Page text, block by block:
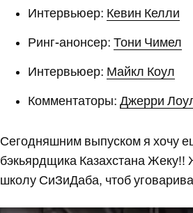
Интервьюер: Кевин Келли
Ринг-анонсер:Тони Чимел
Интервьюер: Майкл Коул
Комментаторы:Джерри
Сегодняшним выпуском я хочу
бэкьярдщика Казахстана Жеку!!
школу СиЗиДаба, чтоб